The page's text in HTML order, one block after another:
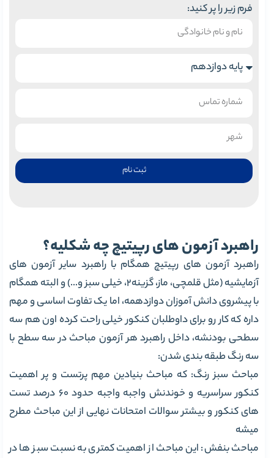
فرم زیر را پر کنید:
ثبت نام
راهبرد آزمون های رپیتیچ چه شکلیه؟
راهبرد آزمون های رپیتیچ همگام با راهبرد سایر آزمون های
آزمایشیه (مثل قلمچی، ماز، گزینه2، خیلی سبز و…) و البته همگام
با پیشروی دانش آموزان دوازدهمه، اما یک تفاوت اساسی و مهم
داره که کار رو برای داوطلبان کنکور خیلی راحت کرده اون هم سه
سطحی بودنشه، داخل راهبرد هر آزمون مباحث در سه سطح با
سه رنگ طبقه بندی شدن:
مباحث سبز رنگ: که مباحث بنیادین مهم پرتست و پر اهمیت
کنکور سراسریه و خوندنش واجبه واجبه حدود 60 درصد تست
های کنکور و بیشتر سوالات امتحانات نهایی از این مباحث مطرح
میشه
مباحث بنفش: این مباحث از اهمیت کمتری به نسبت سبز ها در